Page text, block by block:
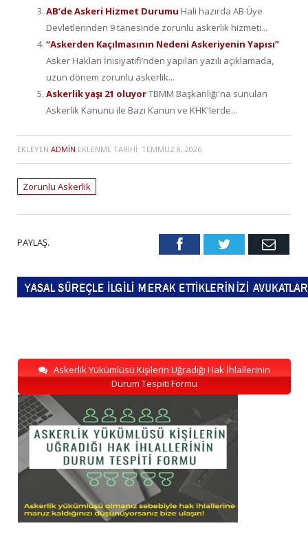
AB’de Askeri Hizmet Durumu Hali hazırda AB Üye
Devletlerinden 9 tanesinde zorunlu askerlik hizmeti...
“Askerden Kaçılmasının Nedeni Askeriyenin Yapısı”
Asker Hakları İnisiyatifi’nden yapılan yazılı açıklamada,
uzun dönem zorunlu askerlik...
Askerlik yaşı 21 oluyorTBMM Başkanlığı'na sunulan
Askerlik Kanunu ile Bazı Kanun ve KHK'lerde...
EKLEYEN ADMIN EKLENME TARIHI: TEMMUZ 8, 2026
Zorunlu Askerlik
PAYLAŞ. FacebookTwitter Email
Askerlik Yükümlüsü Kişilerin Uğradığı Hak İhlallerinin
Durum Tespiti Formu